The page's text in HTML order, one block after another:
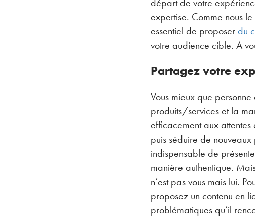
expertise. Comme nous le
essentiel de proposerdu
votre audience cible. A
Partagez votre
Vous mieux que
produits/services et la
efficacement aux
puis séduire de
indispensable de
manière authentique.
n’est pas vous mais lui.
proposez un contenu en
problématiques qu’il